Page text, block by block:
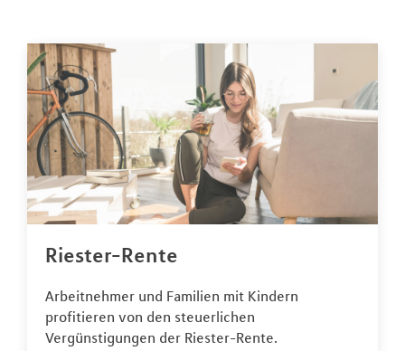
Riester-Rente
Arbeitnehmer und Familien mit Kindern
profitieren von den steuerlichen
Vergünstigungen der Riester-Rente.